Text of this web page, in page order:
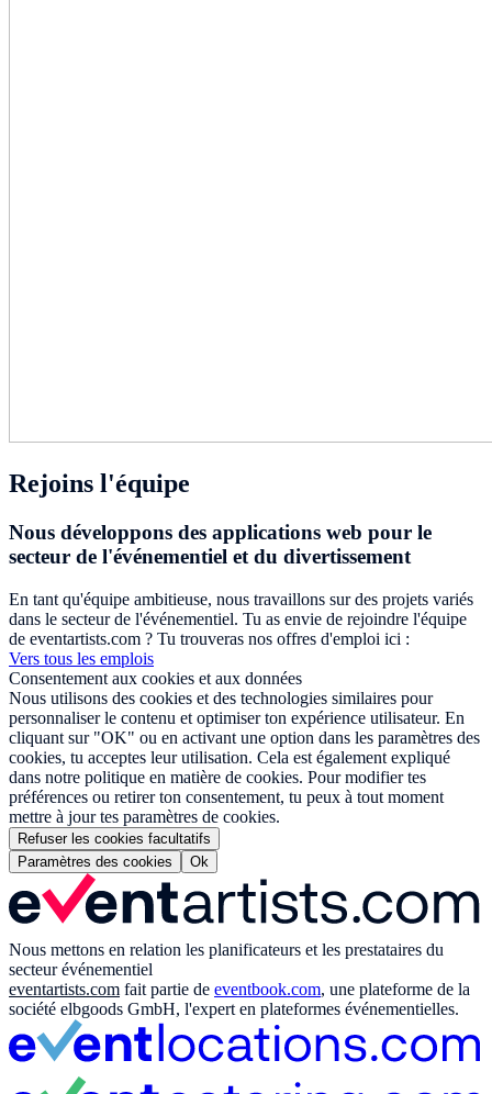
Rejoins l'équipe
Nous développons des applications web pour le
secteur de l'événementiel et du divertissement
En tant qu'équipe ambitieuse, nous travaillons sur des projets variés
dans le secteur de l'événementiel. Tu as envie de rejoindre l'équipe
de eventartists.com ? Tu trouveras nos offres d'emploi ici :
Vers tous les emplois
Consentement aux cookies et aux données
Nous utilisons des cookies et des technologies similaires pour
personnaliser le contenu et optimiser ton expérience utilisateur. En
cliquant sur "OK" ou en activant une option dans les paramètres des
cookies, tu acceptes leur utilisation. Cela est également expliqué
dans notre politique en matière de cookies. Pour modifier tes
préférences ou retirer ton consentement, tu peux à tout moment
mettre à jour tes paramètres de cookies.
Refuser les cookies facultatifs
Paramètres des cookies
Ok
Nous mettons en relation les planificateurs et les prestataires du
secteur événementiel
eventartists.com fait partie de eventbook.com, une plateforme de la
société elbgoods GmbH, l'expert en plateformes événementielles.